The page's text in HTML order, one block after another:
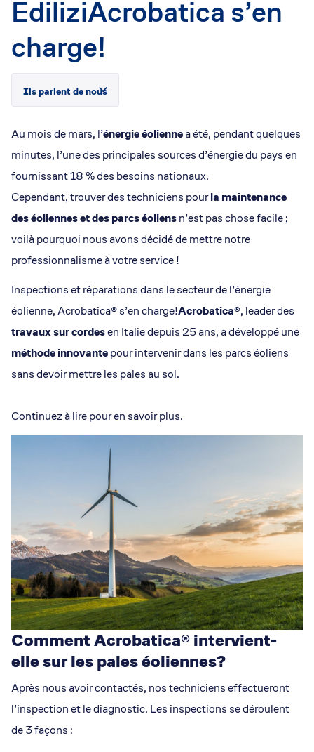
EdiliziAcrobatica s’en
charge!
Ils parlent de nous
Au mois de mars, l’énergieéoliennea été, pendant quelques
minutes, l’une des principales sources d’énergie du pays en
fournissant 18 % des besoins nationaux.
Cependant, trouver des techniciens pourla maintenance
des éoliennes et des parcs éoliensn’est pas chose facile ;
voilà pourquoi nous avons décidé de mettre notre
professionnalisme à votre service !
Inspections et réparations dans le secteur de l’énergie
éolienne, Acrobatica® s’en charge!Acrobatica®, leader des
travaux sur cordesen Italie depuis 25 ans, a développé une
méthode innovantepour intervenir dans les parcs éoliens
sans devoir mettre les pales au sol.
Continuez à lire pour en savoir plus.
Comment Acrobatica® intervient-
elle sur les pales éoliennes?
Après nous avoir contactés, nos techniciens effectueront
l’inspection et le diagnostic. Les inspections se déroulent
de 3 façons :